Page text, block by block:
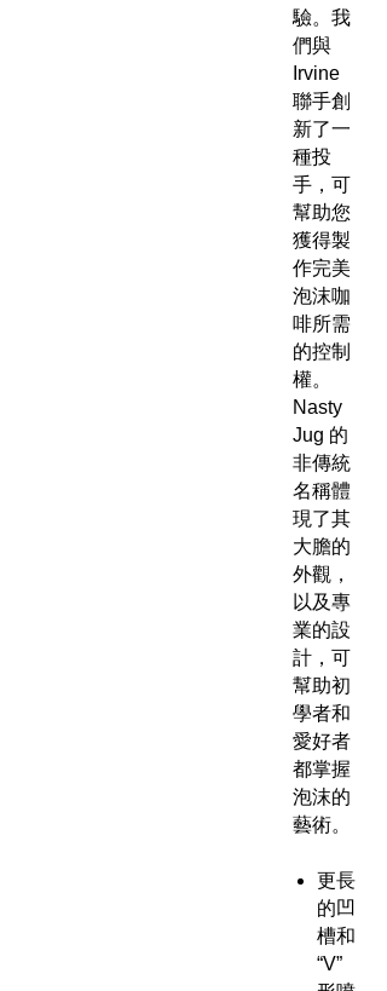
驗。我
們與
Irvine
聯手創
新了一
種投
手，可
幫助您
獲得製
作完美
泡沫咖
啡所需
的控制
權。
Nasty
Jug 的
非傳統
名稱體
現了其
大膽的
外觀，
以及專
業的設
計，可
幫助初
學者和
愛好者
都掌握
泡沫的
藝術。
更長
的凹
槽和
“V”